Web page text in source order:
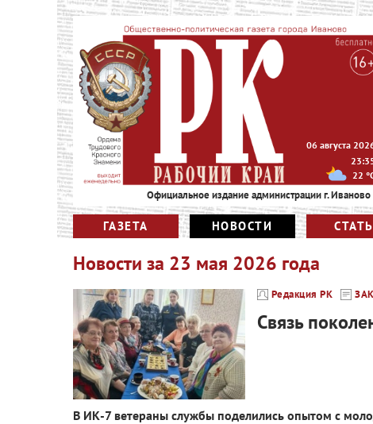
Официальное издание администрации г. Иваново
06 августа
22
ГАЗЕТА НОВОСТИ
Новости за 23 мая 2026 года
Редакция РК
Связь
В ИК-7 ветераны службы поделились опытом с